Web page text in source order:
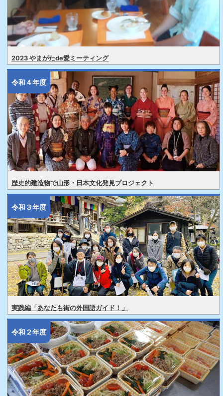
2023 やまがたde愛ミーティング
令和４年度
歴史的建造物で山形・日本文化発見プロジェクト
令和３年度
実践編「あなたも街の外国語ガイド！」
令和２年度